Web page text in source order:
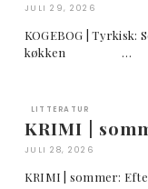
JULI 29, 2026
KOGEBOG |
køkken …
LITTERATUR
KRIMI |
JULI 28, 2026
KRIMI |